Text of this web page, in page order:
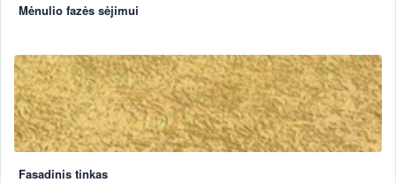
Mėnulio fazės sėjimui
Fasadinis tinkas